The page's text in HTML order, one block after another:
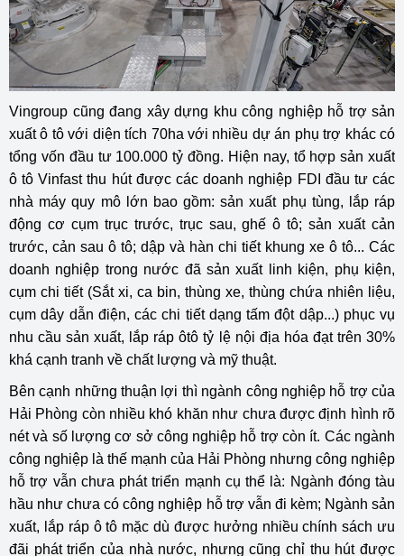
Vingroup cũng đang xây dựng khu công nghiệp hỗ trợ sản
xuất ô tô với diện tích 70ha với nhiều dự án phụ trợ khác có
tổng vốn đầu tư 100.000 tỷ đồng. Hiện nay, tổ hợp sản xuất
ô tô Vinfast thu hút được các doanh nghiệp FDI đầu tư các
nhà máy quy mô lớn bao gồm: sản xuất phụ tùng, lắp ráp
động cơ cụm trục trước, trục sau, ghế ô tô; sản xuất cản
trước, cản sau ô tô; dập và hàn chi tiết khung xe ô tô... Các
doanh nghiệp trong nước đã sản xuất linh kiện, phụ kiện,
cụm chi tiết (Sắt xi, ca bin, thùng xe, thùng chứa nhiên liệu,
cụm dây dẫn điện, các chi tiết dạng tấm đột dập...) phục vụ
nhu cầu sản xuất, lắp ráp ôtô tỷ lệ nội địa hóa đạt trên 30%
khá cạnh tranh về chất lượng và mỹ thuật.
Bên cạnh những thuận lợi thì ngành công nghiệp hỗ trợ của
Hải Phòng còn nhiều khó khăn như chưa được định hình rõ
nét và số lượng cơ sở công nghiệp hỗ trợ còn ít. Các ngành
công nghiệp là thế mạnh của Hải Phòng nhưng công nghiệp
hỗ trợ vẫn chưa phát triển mạnh cụ thể là: Ngành đóng tàu
hầu như chưa có công nghiệp hỗ trợ vẫn đi kèm; Ngành sản
xuất, lắp ráp ô tô mặc dù được hưởng nhiều chính sách ưu
đãi phát triển của nhà nước, nhưng cũng chỉ thu hút được